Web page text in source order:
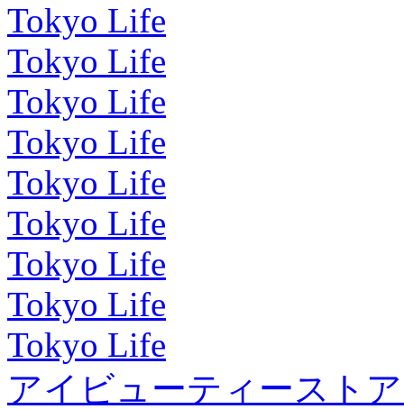
Tokyo Life
Tokyo Life
Tokyo Life
Tokyo Life
Tokyo Life
Tokyo Life
Tokyo Life
Tokyo Life
Tokyo Life
アイビューティースト